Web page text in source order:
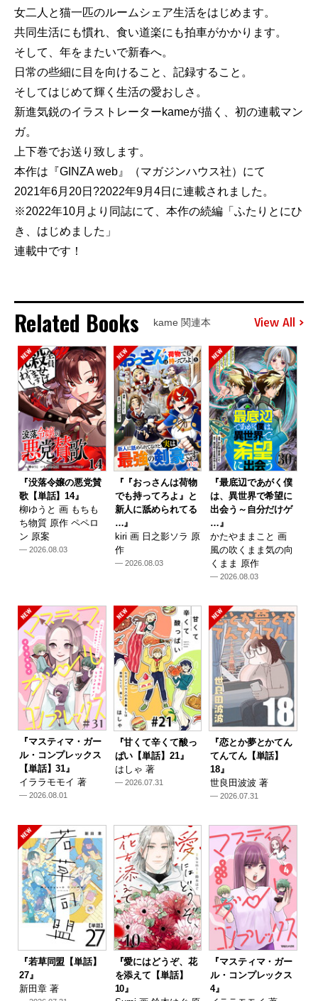
女二人と猫一匹のルームシェア生活をはじめます。
共同生活にも慣れ、食い道楽にも拍車がかかります。
そして、年をまたいで新春へ。
日常の些細に目を向けること、記録すること。
そしてはじめて輝く生活の愛おしさ。
新進気鋭のイラストレーターkameが描く、初の連載マン
ガ。
上下巻でお送り致します。
本作は『GINZA web』（マガジンハウス社）にて
2021年6月20日?2022年9月4日に連載されました。
※2022年10月より同誌にて、本作の続編「ふたりとにひ
き、はじめました」
連載中です！
Related Books kame 関連本 View All
『没落令嬢の悪党賛
歌【単話】14』
柳ゆうと 画 もちも
ち物質 原作 ペペロ
ン 原案
— 2026.08.03
『『おっさんは荷物
でも持ってろよ』と
新人に舐められてる
…』
kiri 画 日之影ソラ 原
作
— 2026.08.03
『最底辺であがく僕
は、異世界で希望に
出会う～自分だけゲ
…』
かたやままこと 画
風の吹くまま気の向
くまま 原作
— 2026.08.03
『マスティマ・ガー
ル・コンプレックス
【単話】31』
イララモモイ 著
— 2026.08.01
『甘くて辛くて酸っ
ぱい【単話】21』
はしゃ 著
— 2026.07.31
『恋とか夢とかてん
てんてん【単話】
18』
世良田波波 著
— 2026.07.31
『若草同盟【単話】
27』
新田章 著
『愛にはどうぞ、花
を添えて【単話】
10』
『マスティマ・ガー
ル・コンプレックス
4』